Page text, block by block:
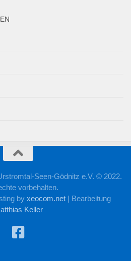
Seen-Gödnitz e.V. © 2022.
vorbehalten.
by xeocom.net | Bearbeitung
Keller